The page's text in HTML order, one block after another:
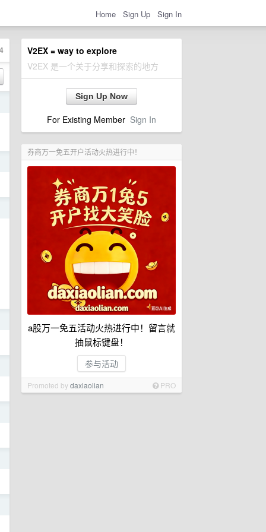
Home Sign Up Sign In
V2EX = way to explore
V2EX 是一个关于分享和探索的地方
Sign Up Now
For Existing Member Sign In
券商万一免五开户活动火热进行中！
a股万一免五活动火热进行中！留言就
抽鼠标键盘！
参与活动
Promoted bydaxiaolian PRO